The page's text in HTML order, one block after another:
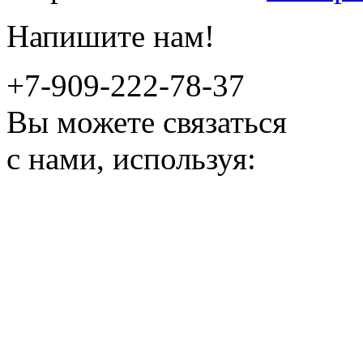
Напишите нам!
+7-909-222-78-37
Вы можете связаться
с нами, используя: